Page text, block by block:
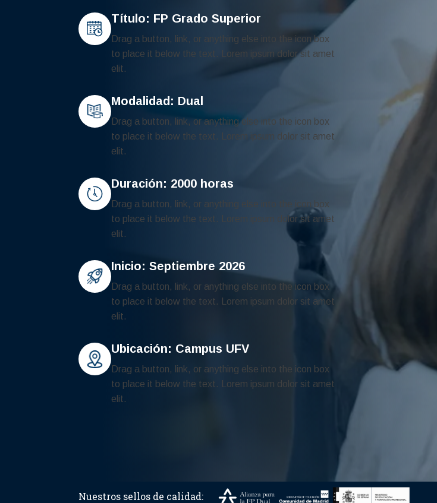
Título: FP Grado Superior
Drag a button, link, or anything else into the icon box
to place it below the text. Lorem ipsum dolor sit amet
elit.
Modalidad: Dual
Drag a button, link, or anything else into the icon box
to place it below the text. Lorem ipsum dolor sit amet
elit.
Duración: 2000 horas
Drag a button, link, or anything else into the icon box
to place it below the text. Lorem ipsum dolor sit amet
elit.
Inicio: Septiembre 2026
Drag a button, link, or anything else into the icon box
to place it below the text. Lorem ipsum dolor sit amet
elit.
Ubicación: Campus UFV
Drag a button, link, or anything else into the icon box
to place it below the text. Lorem ipsum dolor sit amet
elit.
Nuestros sellos de calidad: